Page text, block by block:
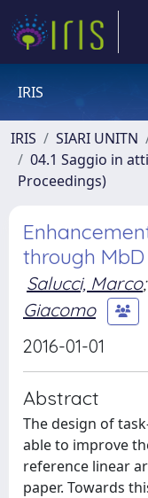
IRIS
IRIS SIARI UNITN
04.1 Saggio in
Proceedings)
through
Salucci, Marco;
Giacomo
2016-01-01
Abstract
The design of
able to improve
reference linear
paper. Towards